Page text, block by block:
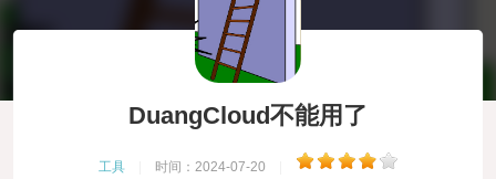
DuangCloud不能用了
工具 时间：2024-07-20